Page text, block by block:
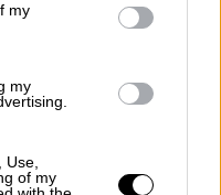
my
my
of my
η κυβέρνηση
να κάνει τη
κρίση, κανένα
όπως οφείλει από
τον τρόπο που